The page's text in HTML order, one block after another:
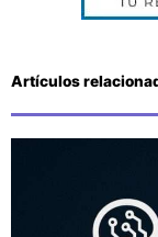
Artículos